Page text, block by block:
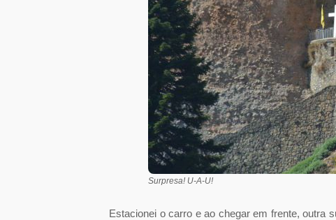
Surpresa! U-A-U!
Estacionei o carro e ao chegar em frente, outra